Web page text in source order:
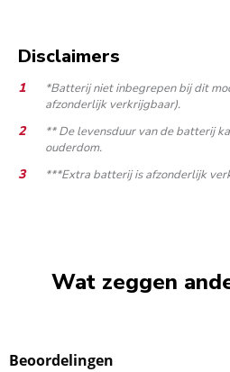
Disclaimers
*Batterij niet inbegrepen bij dit
afzonderlijk verkrijgbaar).
** De levensduur van de batterij
ouderdom.
***Extra batterij is afzonderlijk
Wat zeggen